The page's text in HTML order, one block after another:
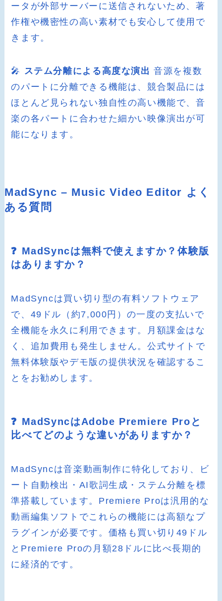
ータが外部サーバーに送信されないため、著
作権や機密性の高い素材でも安心して使用で
きます。
🎤 ステム分離による高度な演出 音源を複数
のパートに分離できる機能は、競合製品には
ほとんど見られない独自性の高い機能で、音
楽の各パートに合わせた細かい映像演出が可
能になります。
MadSync – Music Video Editor よく
ある質問
❓ MadSyncは無料で使えますか？体験版
はありますか？
MadSyncは買い切り型の有料ソフトウェア
で、49ドル（約7,000円）の一度の支払いで
全機能を永久に利用できます。月額課金はな
く、追加費用も発生しません。公式サイトで
無料体験版やデモ版の提供状況を確認するこ
とをお勧めします。
❓ MadSyncはAdobe Premiere Proと
比べてどのような違いがありますか？
MadSyncは音楽動画制作に特化しており、ビ
ート自動検出・AI歌詞生成・ステム分離を標
準搭載しています。Premiere Proは汎用的な
動画編集ソフトでこれらの機能には高額なプ
ラグインが必要です。価格も買い切り49ドル
とPremiere Proの月額28ドルに比べ長期的
に経済的です。